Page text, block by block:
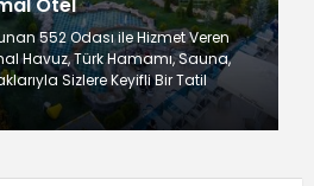
Otel
552 Odası ile Hizmet Veren
Havuz, Türk Hamamı, Sauna,
Sizlere Keyifli Bir Tatil